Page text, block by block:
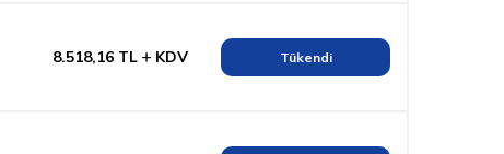
8.518,16 TL KDV Tükendi